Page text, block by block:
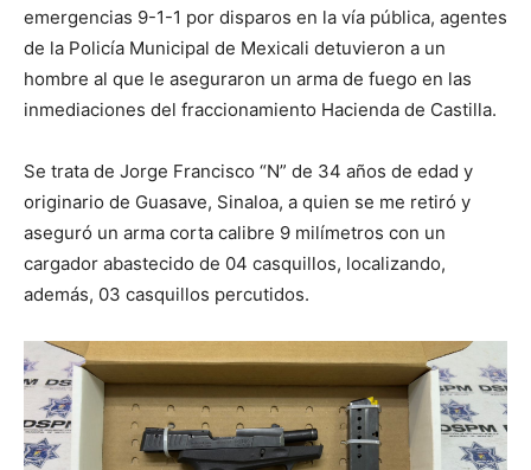
emergencias 9-1-1 por disparos en la vía pública, agentes
de la Policía Municipal de Mexicali detuvieron a un
hombre al que le aseguraron un arma de fuego en las
inmediaciones del fraccionamiento Hacienda de Castilla.
Se trata de Jorge Francisco “N” de 34 años de edad y
originario de Guasave, Sinaloa, a quien se me retiró y
aseguró un arma corta calibre 9 milímetros con un
cargador abastecido de 04 casquillos, localizando,
además, 03 casquillos percutidos.